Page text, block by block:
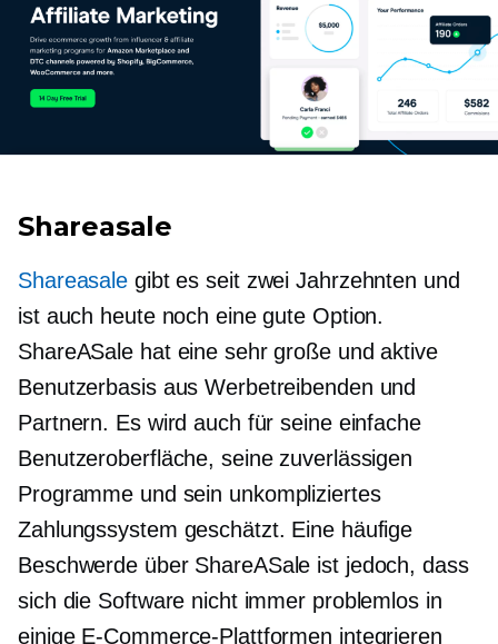
Shareasale
Shareasale gibt es seit zwei Jahrzehnten und
ist auch heute noch eine gute Option.
ShareASale hat eine sehr große und aktive
Benutzerbasis aus Werbetreibenden und
Partnern. Es wird auch für seine einfache
Benutzeroberfläche, seine zuverlässigen
Programme und sein unkompliziertes
Zahlungssystem geschätzt. Eine häufige
Beschwerde über ShareASale ist jedoch, dass
sich die Software nicht immer problemlos in
einige E-Commerce-Plattformen integrieren